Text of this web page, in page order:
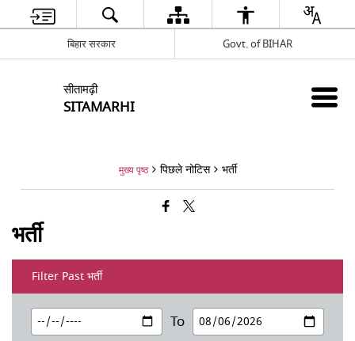
बिहार सरकार Govt. of BIHAR
सीतामढ़ी
SITAMARHI
मुख्य पृष्ठ पिछले नोटिस भर्ती
भर्ती
Filter Past भर्ती
To